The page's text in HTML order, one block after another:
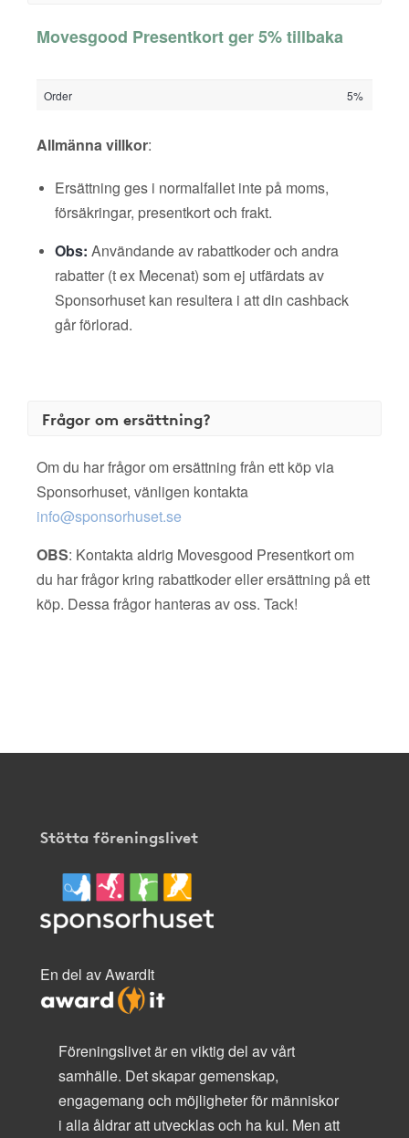
Movesgood Presentkort ger 5% tillbaka
Order 5%
Allmänna villkor:
Ersättning ges i normalfallet inte på moms,
försäkringar, presentkort och frakt.
Obs: Användande av rabattkoder och andra
rabatter (t ex Mecenat) som ej utfärdats av
Sponsorhuset kan resultera i att din cashback
går förlorad.
Frågor om ersättning?
Om du har frågor om ersättning från ett köp via
Sponsorhuset, vänligen kontakta
info@sponsorhuset.se
OBS: Kontakta aldrig Movesgood Presentkort om
du har frågor kring rabattkoder eller ersättning på ett
köp. Dessa frågor hanteras av oss. Tack!
Stötta föreningslivet
En del av AwardIt
Föreningslivet är en viktig del av vårt
samhälle. Det skapar gemenskap,
engagemang och möjligheter för människor
i alla åldrar att utvecklas och ha kul. Men att